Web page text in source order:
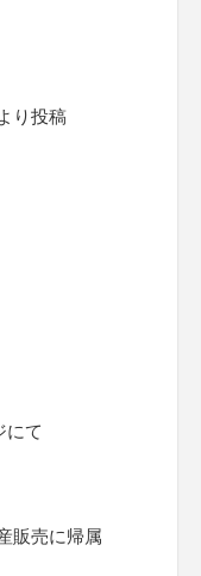
り投稿
にて
販売に帰属